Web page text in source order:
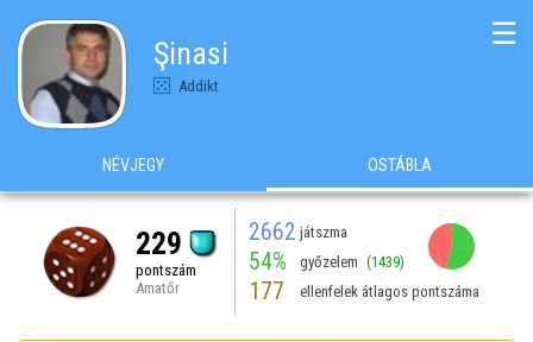
Şinasi
Addikt
☰
NÉVJEGY OSTÁBLA
229
pontszám
Amatőr
2662 játszma
54% győzelem (1439)
177 ellenfelek átlagos pontszáma